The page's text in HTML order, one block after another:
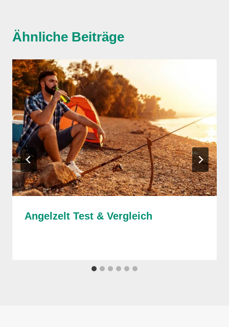
Ähnliche Beiträge
Angelzelt Test & Vergleich